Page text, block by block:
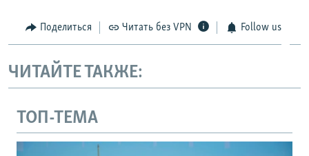
Поделиться Читать без VPN Follow us
ЧИТАЙТЕ ТАКЖЕ:
ТОП-ТЕМА